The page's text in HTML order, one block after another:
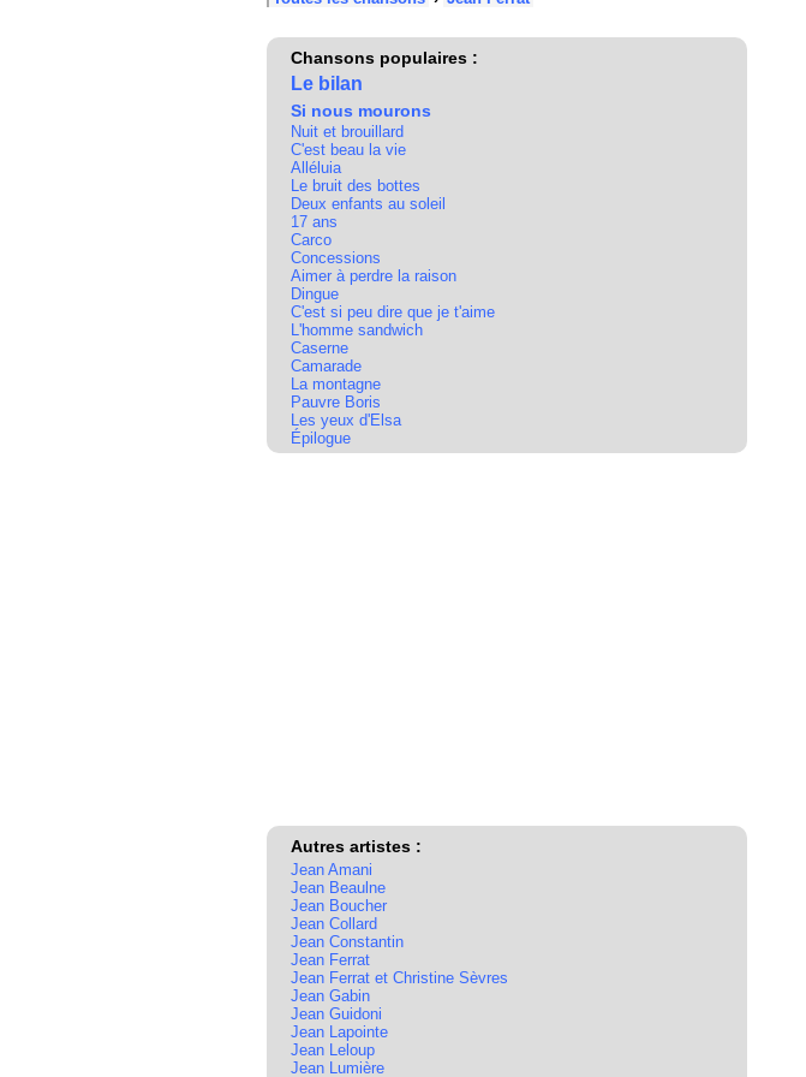
Chansons populaires :
Le bilan
Si nous mourons
Nuit et brouillard
C'est beau la vie
Alléluia
Le bruit des bottes
Deux enfants au soleil
17 ans
Carco
Concessions
Aimer à perdre la raison
Dingue
C'est si peu dire que je t'aime
L'homme sandwich
Caserne
Camarade
La montagne
Pauvre Boris
Les yeux d'Elsa
Épilogue
Autres artistes :
Jean Amani
Jean Beaulne
Jean Boucher
Jean Collard
Jean Constantin
Jean Ferrat
Jean Ferrat et Christine Sèvres
Jean Gabin
Jean Guidoni
Jean Lapointe
Jean Leloup
Jean Lumière